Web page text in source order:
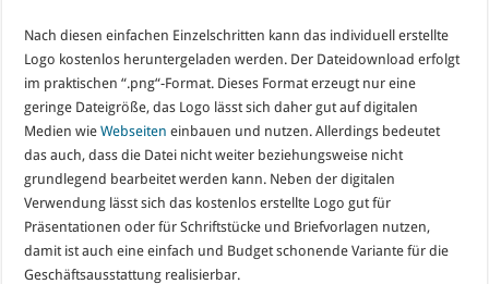
Nach diesen einfachen Einzelschritten kann das individuell erstellte
Logo kostenlos heruntergeladen werden. Der Dateidownload erfolgt
im praktischen “.png“-Format. Dieses Format erzeugt nur eine
geringe Dateigröße, das Logo lässt sich daher gut auf digitalen
Medien wieWebseiten einbauen und nutzen. Allerdings bedeutet
das auch, dass die Datei nicht weiter beziehungsweise nicht
grundlegend bearbeitet werden kann. Neben der digitalen
Verwendung lässt sich das kostenlos erstellte Logo gut für
Präsentationen oder für Schriftstücke und Briefvorlagen nutzen,
damit ist auch eine einfach und Budget schonende Variante für die
Geschäftsausstattung realisierbar.